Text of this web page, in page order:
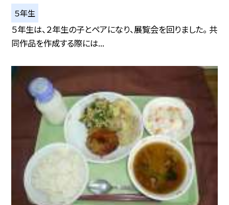
５年生
５年生は、２年生の子とペアになり、展覧会を回りました。 共
同作品を作成する際には...